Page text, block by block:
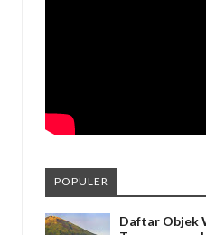
POPULER
Daftar Objek